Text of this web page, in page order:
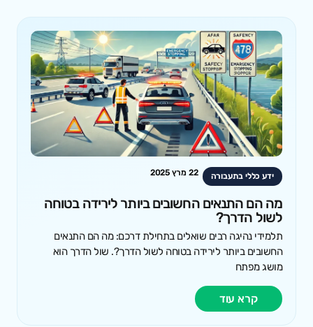
ידע כללי בתעבורה 22 מרץ 2025
מה הם התנאים החשובים ביותר לירידה בטוחה
לשול הדרך?
תלמידי נהיגה רבים שואלים בתחילת דרכם: מה הם התנאים
החשובים ביותר לירידה בטוחה לשול הדרך?. שול הדרך הוא
מושג מפתח
קרא עוד